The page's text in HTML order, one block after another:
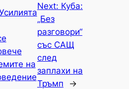
на
Next: Куба:
„Без
разговори“
със САЩ
след
заплахи на
Тръмп
→